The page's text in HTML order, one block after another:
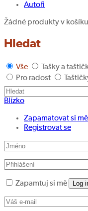
Autoři
Žádné produkty v
Hledat
Vše Tašky a
Pro radost
Blízko
Zapamatovat si mě
Registrovat se
Zapamtuj si mě Log